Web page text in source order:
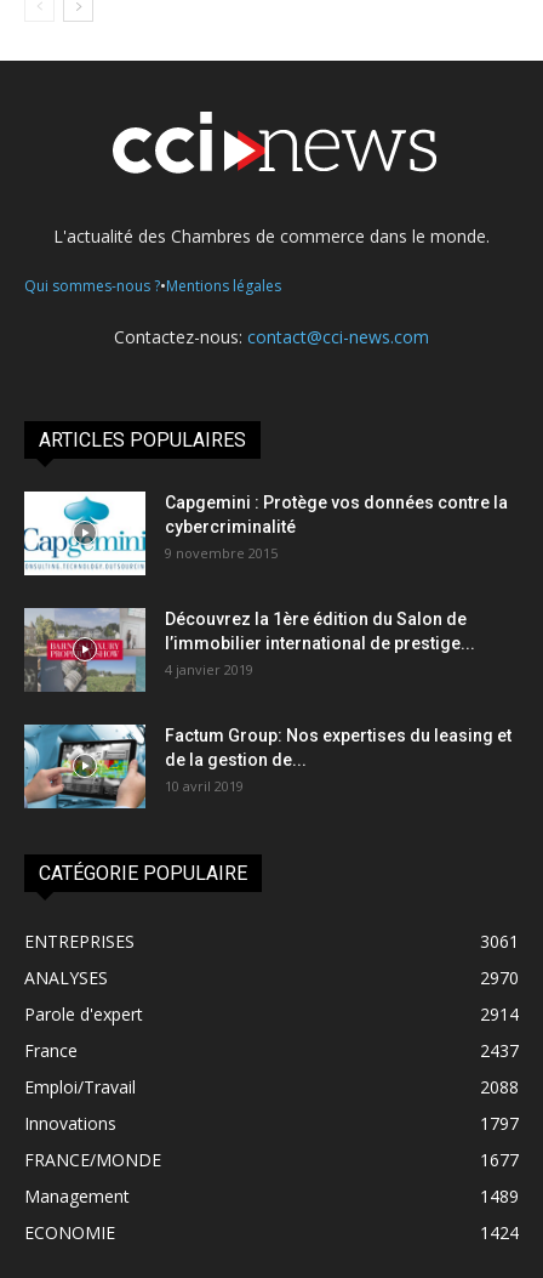
L'actualité des Chambres de commerce dans le monde.
Qui sommes-nous ?•Mentions légales
Contactez-nous: contact@cci-news.com
ARTICLES POPULAIRES
Capgemini : Protège vos données contre la
cybercriminalité
9 novembre 2015
Découvrez la 1ère édition du Salon de
l’immobilier international de prestige...
4 janvier 2019
Factum Group: Nos expertises du leasing et
de la gestion de...
10 avril 2019
CATÉGORIE POPULAIRE
ENTREPRISES
3061
ANALYSES
2970
Parole d'expert
2914
France
2437
Emploi/Travail
2088
Innovations
1797
FRANCE/MONDE
1677
Management
1489
ECONOMIE
1424